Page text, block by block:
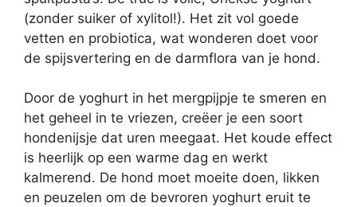
(zonder suiker of xylitol!). Het zit vol goede
vetten en probiotica, wat wonderen doet voor
de spijsvertering en de darmflora van je hond.
Door de yoghurt in het mergpijpje te smeren en
het geheel in te vriezen, creëer je een soort
hondenijsje dat uren meegaat. Het koude effect
is heerlijk op een warme dag en werkt
kalmerend. De hond moet moeite doen, likken
en peuzelen om de bevroren yoghurt eruit te